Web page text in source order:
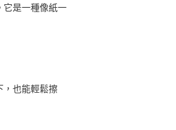
它是一種像紙一
也能輕鬆擦